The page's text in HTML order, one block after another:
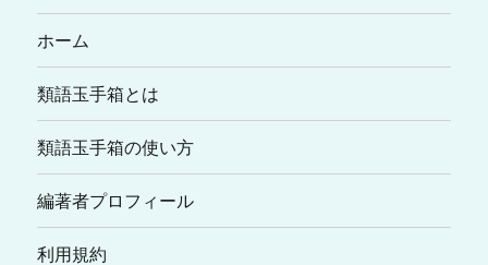
ホーム
類語玉手箱とは
類語玉手箱の使い方
編著者プロフィール
利用規約